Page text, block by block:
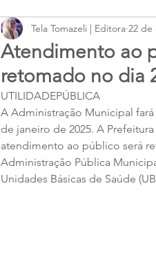
Atendimento ao
retomado no dia
Tela Tomazeli | Editora 22 de
UTILIDADEPÚBLICA
A Administração Municipal
de janeiro de 2025. A
atendimento ao público será
Administração Pública
Unidades Básicas de Saúde